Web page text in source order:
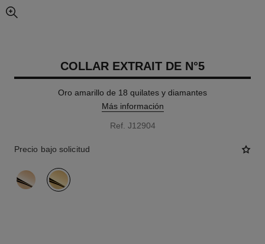
imagen agrandada
COLLAR EXTRAIT DE N°5
Oro amarillo de 18 quilates y diamantes
Más información
Ref. J12904
Precio bajo solicitud
variante (2)